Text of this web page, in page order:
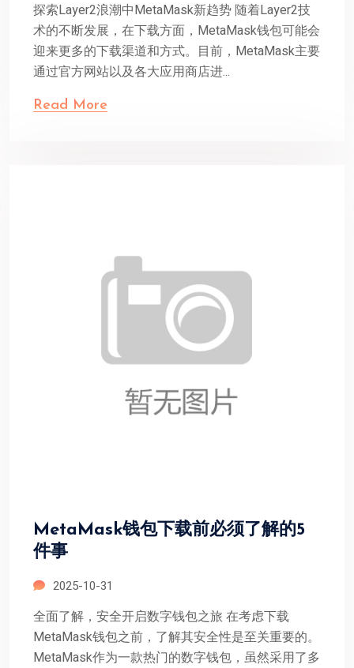
探索Layer2浪潮中MetaMask新趋势 随着Layer2技
术的不断发展，在下载方面，MetaMask钱包可能会
迎来更多的下载渠道和方式。目前，MetaMask主要
通过官方网站以及各大应用商店进...
Read More
MetaMask钱包下载前必须了解的5
件事
2025-10-31
全面了解，安全开启数字钱包之旅 在考虑下载
MetaMask钱包之前，了解其安全性是至关重要的。
MetaMask作为一款热门的数字钱包，虽然采用了多